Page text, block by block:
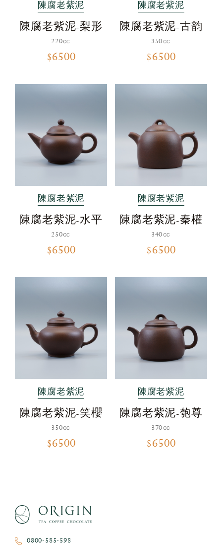
陳腐老紫泥
陳腐老紫泥-梨形
220㏄
$6500
陳腐老紫泥
陳腐老紫泥-古韵
350㏄
$6500
陳腐老紫泥
陳腐老紫泥-水平
250㏄
$6500
陳腐老紫泥
陳腐老紫泥-秦權
340㏄
$6500
陳腐老紫泥
陳腐老紫泥-笑櫻
350㏄
$6500
陳腐老紫泥
陳腐老紫泥-匏尊
370㏄
$6500
0800-585-598